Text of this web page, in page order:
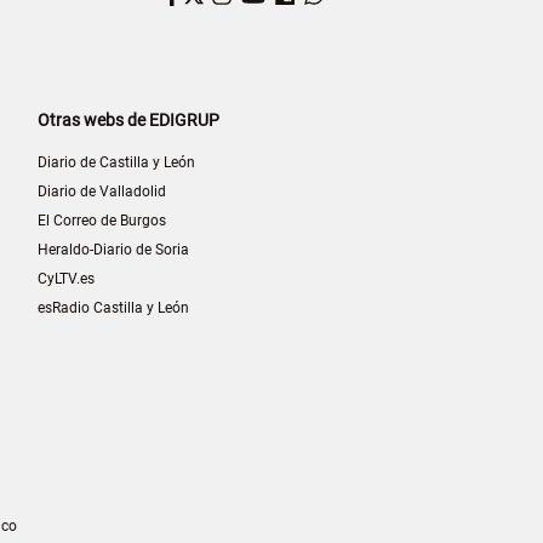
Otras webs de EDIGRUP
Diario de Castilla y León
Diario de Valladolid
El Correo de Burgos
Heraldo-Diario de Soria
CyLTV.es
esRadio Castilla y León